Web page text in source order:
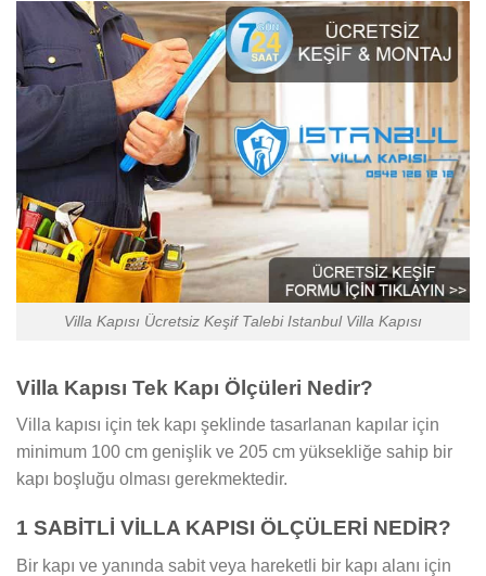
Villa Kapısı Ücretsiz Keşif Talebi Istanbul Villa Kapısı
Villa Kapısı Tek Kapı Ölçüleri Nedir?
Villa kapısı için tek kapı şeklinde tasarlanan kapılar için
minimum 100 cm genişlik ve 205 cm yüksekliğe sahip bir
kapı boşluğu olması gerekmektedir.
1 SABİTLİ VİLLA KAPISI ÖLÇÜLERİ NEDİR?
Bir kapı ve yanında sabit veya hareketli bir kapı alanı için